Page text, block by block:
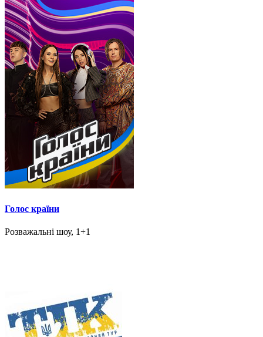
Голос країни
Розважальні шоу, 1+1